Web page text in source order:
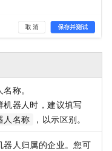
称。
机器人时，建议填写
人名称 ，以示区别。
器人归属的企业。您可